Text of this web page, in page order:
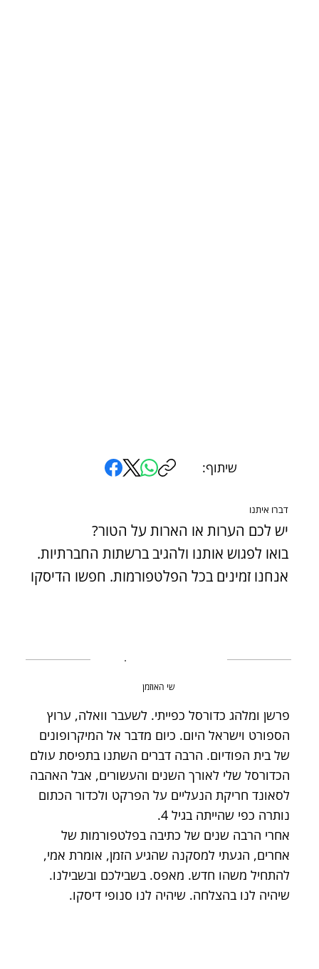
שיתוף:
דברו איתנו
יש לכם הערות או הארות על הטור?
בואו לפגוש אותנו ולהגיב ברשתות החברתיות.
אנחנו זמינים בכל הפלטפורמות. חפשו הדיסקו
שי האוזמן
פרשן ומלהג כדורסל כפייתי. לשעבר וואלה, ערוץ
הספורט וישראל היום. כיום מדבר אל המיקרופונים
של בית הפודיום. הרבה דברים השתנו בתפיסת עולם
הכדורסל שלי לאורך השנים והעשורים, אבל האהבה
לסאונד חריקת הנעליים על הפרקט ולכדור הכתום
נותרה כפי שהייתה בגיל 4.
אחרי הרבה שנים של כתיבה בפלטפורמות של
אחרים, הגעתי למסקנה שהגיע הזמן, אומרת אמי,
להתחיל משהו חדש. מאפס. בשבילכם ובשבילנו.
שיהיה לנו בהצלחה. שיהיה לנו סנופי דיסקו.